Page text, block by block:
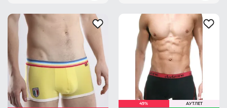
49%
АУТЛЕТ